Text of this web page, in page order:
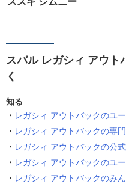
スバル レガシィ アウト
く
知る
レガシィ アウトバックのユ
レガシィ アウトバックの専
レガシィ アウトバックの公
レガシィ アウトバックのユ
レガシィ アウトバックのみ